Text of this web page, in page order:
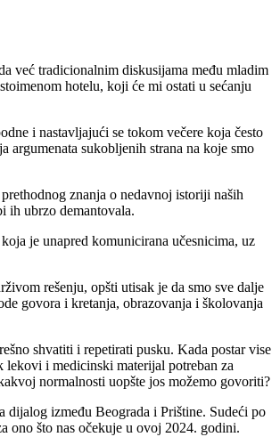
već tradicionalnim diskusijama među mladim
hotelu, koji će mi ostati u sećanju
i nastavljajući se tokom večere koja često
sukobljenih strana na koje smo
znanja o nedavnoj istoriji naših
ih ubrzo demantovala.
je unapred komunicirana učesnicima, uz
rešenju, opšti utisak je da smo sve dalje
govora i kretanja, obrazovanja i školovanja
shvatiti i repetirati pusku. Kada postar vise
lekovi i medicinski materijal potreban za
normalnosti uopšte jos možemo govoriti?
između Beograda i Prištine. Sudeći po
ono što nas očekuje u ovoj 2024. godini.